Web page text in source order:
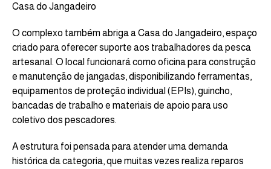
Casa do Jangadeiro
O complexo também abriga a Casa do Jangadeiro, espaço
criado para oferecer suporte aos trabalhadores da pesca
artesanal. O local funcionará como oficina para construção
e manutenção de jangadas, disponibilizando ferramentas,
equipamentos de proteção individual (EPIs), guincho,
bancadas de trabalho e materiais de apoio para uso
coletivo dos pescadores.
A estrutura foi pensada para atender uma demanda
histórica da categoria, que muitas vezes realiza reparos